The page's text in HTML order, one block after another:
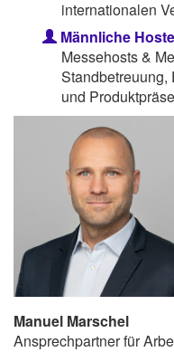
internationalen
Männliche
Messehosts &
Standbetreuung,
und
Manuel Marschel
Ansprechpartner für